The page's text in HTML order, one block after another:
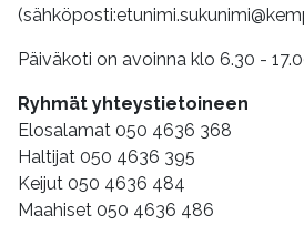
Päiväkoti on avoinna klo 6.30 -
Ryhmät yhteystietoineen
Elosalamat 050 4636 368
Haltijat 050 4636 395
Keijut 050 4636 484
Maahiset 050 4636 486